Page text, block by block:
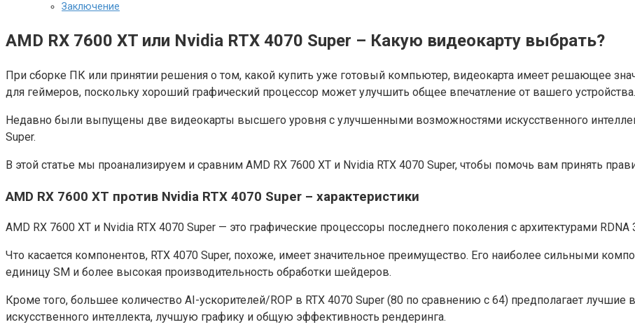
Заключение
AMD RX 7600 XT или Nvidia RTX 4070 Super – Какую видеокарту выбрать?
При сборке ПК или принятии решения о том, какой купить уже готовый компьютер, видеокарта имеет решающее
для геймеров, поскольку хороший графический процессор может улучшить общее впечатление от вашего устройства.
Недавно были выпущены две видеокарты высшего уровня с улучшенными возможностями искусственного
Super.
В этой статье мы проанализируем и сравним AMD RX 7600 XT и Nvidia RTX 4070 Super, чтобы помочь вам принять
AMD RX 7600 XT против Nvidia RTX 4070 Super – характеристики
AMD RX 7600 XT и Nvidia RTX 4070 Super — это графические процессоры последнего поколения с архитектурами RDNA
Что касается компонентов, RTX 4070 Super, похоже, имеет значительное преимущество. Его наиболее сильными
единицу SM и более высокая производительность обработки шейдеров.
Кроме того, большее количество AI-ускорителей/ROP в RTX 4070 Super (80 по сравнению с 64) предполагает лучшие
искусственного интеллекта, лучшую графику и общую эффективность рендеринга.